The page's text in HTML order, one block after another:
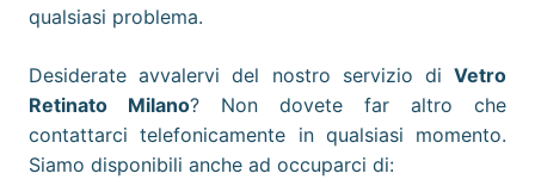
qualsiasi problema.
Desiderate avvalervi del nostro servizio di Vetro
Retinato Milano? Non dovete far altro che
contattarci telefonicamente in qualsiasi momento.
Siamo disponibili anche ad occuparci di: